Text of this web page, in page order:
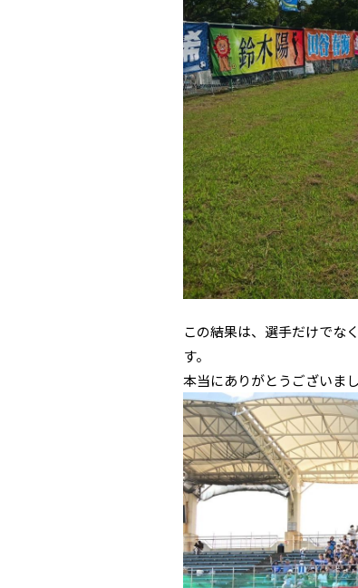
この結果は、選手だけでな
す。
本当にありがとうございまし